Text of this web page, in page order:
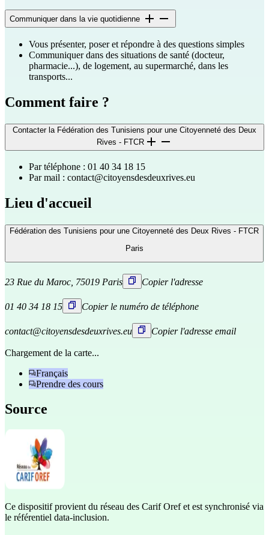
Communiquer dans la vie quotidienne
Vous présenter, poser et répondre à des questions simples
Communiquer dans des situations de santé (docteur,
pharmacie...), de logement, au supermarché, dans les
transports...
Comment faire ?
Contacter la Fédération des Tunisiens pour une Citoyenneté des Deux
Rives - FTCR
Par téléphone : 01 40 34 18 15
Par mail : contact@citoyensdesdeuxrives.eu
Lieu d'accueil
Fédération des Tunisiens pour une Citoyenneté des Deux Rives - FTCR
Paris
23 Rue du Maroc, 75019 Paris Copier l'adresse
01 40 34 18 15 Copier le numéro de téléphone
contact@citoyensdesdeuxrives.eu Copier l'adresse email
Chargement de la carte...
Français
Prendre des cours
Source
Ce dispositif provient du réseau des Carif Oref et est synchronisé via
le référentiel data-inclusion.